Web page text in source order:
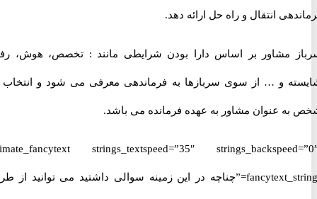
انتقال و راه حل ارائه دهد.
مشاور بر اساس دارا بودن شرایطی مانند : تخصص، هوش، رفتار
و … از سوی سربازها به فرماندهی معرفی می شود و انتخاب آن
عنوان مشاور به عهده فرمانده می باشد.
[ultimate_fancytext strings_textspeed=”35″
fancytext_strings=”چناچه در این زمینه سوالی داشتید می توانید از طریق